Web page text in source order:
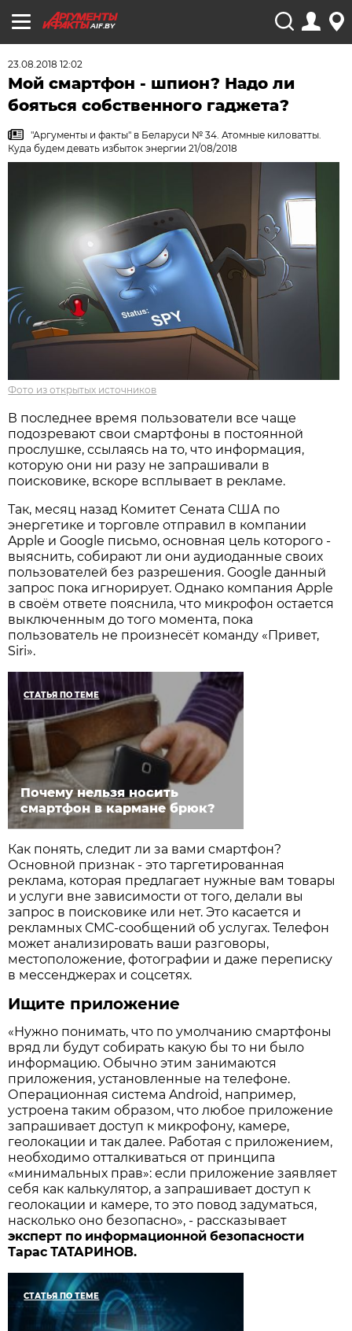
AIF.BY
23.08.2018 12:02
Мой смартфон - шпион? Надо ли
бояться собственного гаджета?
"Аргументы и факты" в Беларуси № 34. Атомные киловатты.
Куда будем девать избыток энергии 21/08/2018
Фото из открытых источников
В последнее время пользователи все чаще
подозревают свои смартфоны в постоянной
прослушке, ссылаясь на то, что информация,
которую они ни разу не запрашивали в
поисковике, вскоре всплывает в рекламе.
Так, месяц назад Комитет Сената США по
энергетике и торговле отправил в компании
Apple и Google письмо, основная цель которого -
выяснить, собирают ли они аудиоданные своих
пользователей без разрешения. Google данный
запрос пока игнорирует. Однако компания Apple
в своём ответе пояснила, что микрофон остается
выключенным до того момента, пока
пользователь не произнесёт команду «Привет,
Siri».
СТАТЬЯ ПО ТЕМЕ
Почему нельзя носить
смартфон в кармане брюк?
Как понять, следит ли за вами смартфон?
Основной признак - это таргетированная
реклама, которая предлагает нужные вам товары
и услуги вне зависимости от того, делали вы
запрос в поисковике или нет. Это касается и
рекламных СМС-сообщений об услугах. Телефон
может анализировать ваши разговоры,
местоположение, фотографии и даже переписку
в мессенджерах и соцсетях.
Ищите приложение
«Нужно понимать, что по умолчанию смартфоны
вряд ли будут собирать какую бы то ни было
информацию. Обычно этим занимаются
приложения, установленные на телефоне.
Операционная система Android, например,
устроена таким образом, что любое приложение
запрашивает доступ к микрофону, камере,
геолокации и так далее. Работая с приложением,
необходимо отталкиваться от принципа
«минимальных прав»: если приложение заявляет
себя как калькулятор, а запрашивает доступ к
геолокации и камере, то это повод задуматься,
насколько оно безопасно», - рассказывает
эксперт по информационной безопасности
Тарас ТАТАРИНОВ.
СТАТЬЯ ПО ТЕМЕ